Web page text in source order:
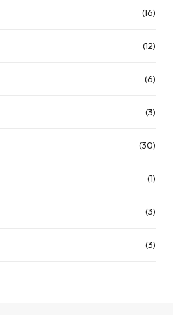
(16)
(12)
(6)
(3)
(30)
(1)
(3)
(3)